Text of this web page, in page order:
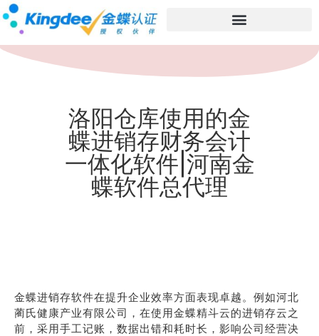
洛阳仓库使用的金
蝶进销存财务会计
一体化软件|河南金
蝶软件总代理
金蝶进销存软件在提升企业效率方面表现卓越。例如河北
蔺氏健康产业有限公司，在使用金蝶精斗云的进销存云之
前，采用手工记账，数据出错和耗时长，影响公司经营决